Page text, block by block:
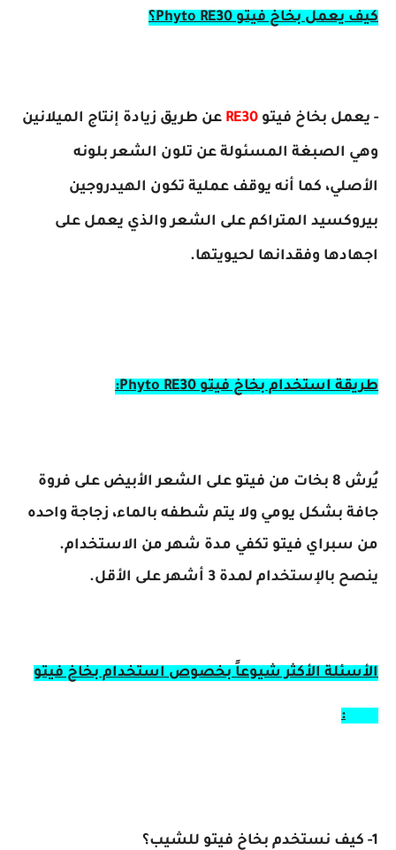
كيف يعمل بخاخ فيتو Phyto RE30؟
- يعمل بخاخ فيتو RE30 عن طريق زيادة إنتاج الميلانين
وهي الصبغة المسئولة عن تلون الشعر بلونه
الأصلي، كما أنه يوقف عملية تكون الهيدروجين
بيروكسيد المتراكم على الشعر والذي يعمل على
اجهادها وفقدانها لحيويتها.
طريقة استخدام بخاخ فيتو Phyto RE30:
يُرش 8 بخات من فيتو على الشعر الأبيض على فروة
جافة بشكل يومي ولا يتم شطفه بالماء، زجاجة واحده
من سبراي فيتو تكفي مدة شهر من الاستخدام.
ينصح بالإستخدام لمدة 3 أشهر على الأقل.
الأسئلة الأكثر شيوعاً بخصوص استخدام بخاخ فيتو
1- كيف نستخدم بخاخ فيتو للشيب؟